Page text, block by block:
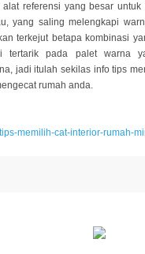
referensi yang besar
yang saling melengkapi
terkejut betapa kombinasi
tertarik pada palet warna
jadi itulah sekilas info tips
rumah anda.
memilih-cat-interior-rumah-